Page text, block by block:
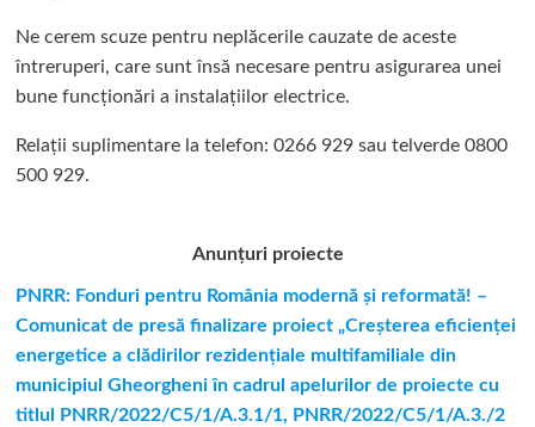
Ne cerem scuze pentru neplăcerile cauzate de aceste
întreruperi, care sunt însă necesare pentru asigurarea unei
bune funcționări a instalațiilor electrice.
Relații suplimentare la tel efon: 0266 929 sau telverde 0800
500 929.
Anunțuri proiecte
PNRR: Fonduri pentru România modernă şi reformată! –
Comunicat de presă finalizare proiect „Creşterea eficienţei
energetice a clădirilor rezidenţiale multifamiliale din
municipiul Gheorgheni în cadrul apelurilor de proiecte cu
titlul PNRR/2022/C5/1/A.3.1/1, PNRR/2022/C5/1/A.3./2